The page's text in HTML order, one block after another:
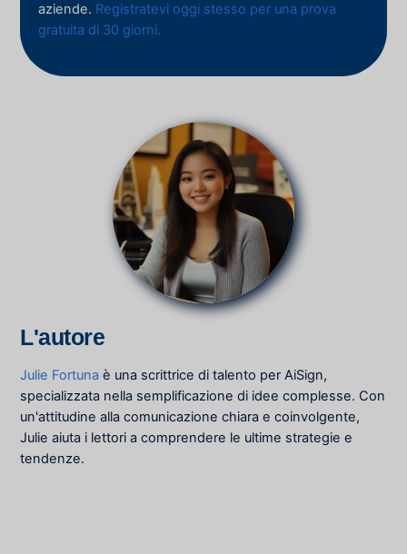
aziende. Registratevi oggi stesso per una prova
gratuita di 30 giorni.
L'autore
Julie Fortuna è una scrittrice di talento per AiSign,
specializzata nella semplificazione di idee complesse. Con
un'attitudine alla comunicazione chiara e coinvolgente,
Julie aiuta i lettori a comprendere le ultime strategie e
tendenze.